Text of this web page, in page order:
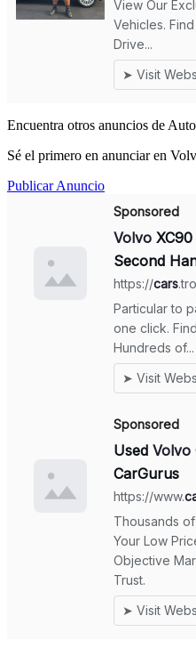
Encuentra otros anuncios de
Sé el primero en anunciar en
Publicar Anuncio